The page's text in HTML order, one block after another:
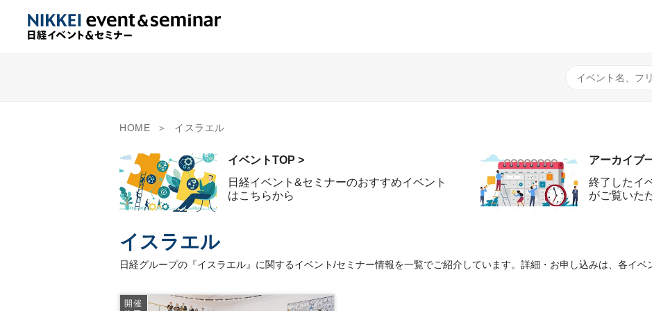
HOME イスラエル
イベントTOP >
日経イベント&セミナーのおすすめイベント
はこちらから
アーカイブ
終了したイ
がご覧いた
イスラエル
日経グループの『イスラエル』に関するイベント/セミナー情報を一覧でご紹介しています。詳細・お申し込みは、各イベ
開催